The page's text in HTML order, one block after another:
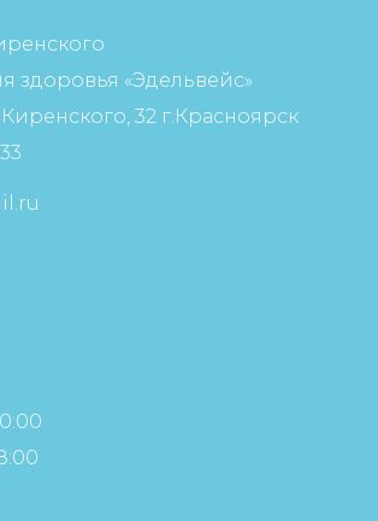
здоровья «Эдельвейс»
32 г.Красноярск